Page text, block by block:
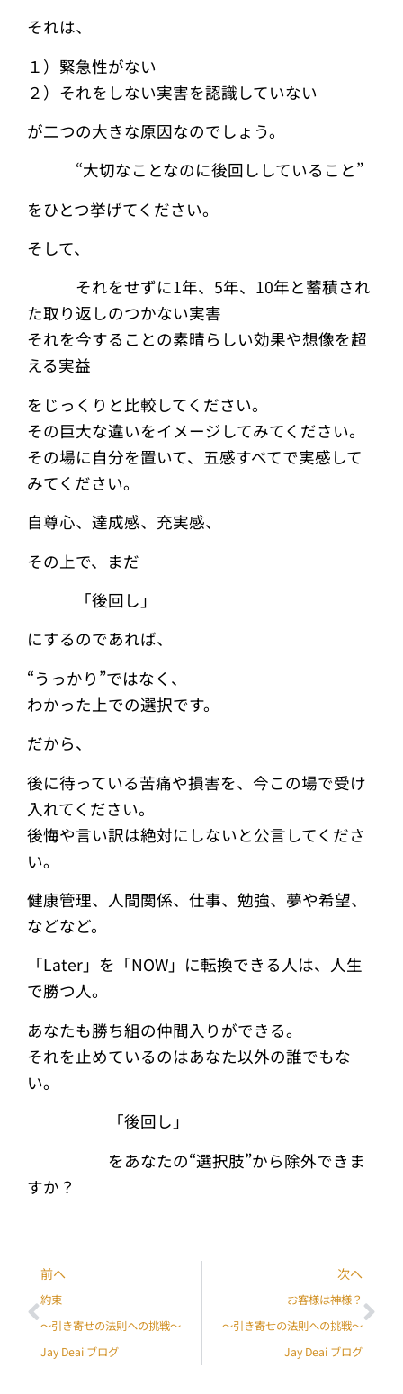
それは、
１）緊急性がない
２）それをしない実害を認識していない
が二つの大きな原因なのでしょう。
“大切なことなのに後回ししていること”
をひとつ挙げてください。
そして、
それをせずに1年、5年、10年と蓄積され
た取り返しのつかない実害
それを今することの素晴らしい効果や想像を超
える実益
をじっくりと比較してください。
その巨大な違いをイメージしてみてください。
その場に自分を置いて、五感すべてで実感して
みてください。
自尊心、達成感、充実感、
その上で、まだ
「後回し」
にするのであれば、
“うっかり”ではなく、
わかった上での選択です。
だから、
後に待っている苦痛や損害を、今この場で受け
入れてください。
後悔や言い訳は絶対にしないと公言してくださ
い。
健康管理、人間関係、仕事、勉強、夢や希望、
などなど。
「Later」を「NOW」に転換できる人は、人生
で勝つ人。
あなたも勝ち組の仲間入りができる。
それを止めているのはあなた以外の誰でもな
い。
「後回し」
をあなたの“選択肢”から除外できま
すか？
前へ
約束
〜引き寄せの法則への挑戦〜
Jay Deai ブログ
次へ
お客様は神様？
〜引き寄せの法則への挑戦〜
Jay Deai ブログ